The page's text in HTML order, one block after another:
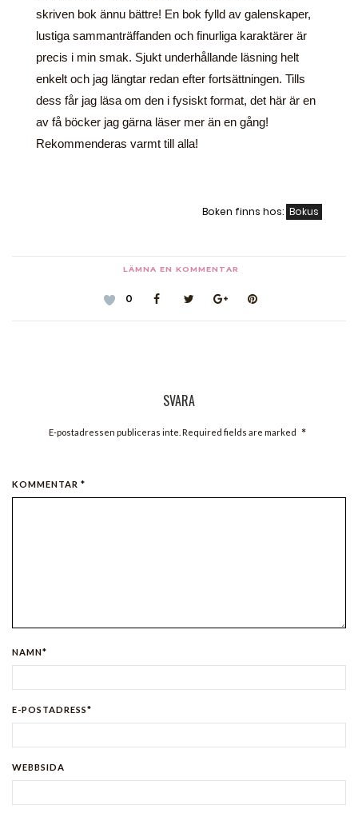
skriven bok ännu bättre! En bok fylld av galenskaper,
lustiga sammanträffanden och finurliga karaktärer är
precis i min smak. Sjukt underhållande läsning helt
enkelt och jag längtar redan efter fortsättningen. Tills
dess får jag läsa om den i fysiskt format, det här är en
av få böcker jag gärna läser mer än en gång!
Rekommenderas varmt till alla!
Boken finns hos: Bokus
LÄMNA EN KOMMENTAR
0
SVARA
E-postadressen publiceras inte. Required fields are marked *
KOMMENTAR *
NAMN*
E-POSTADRESS*
WEBBSIDA